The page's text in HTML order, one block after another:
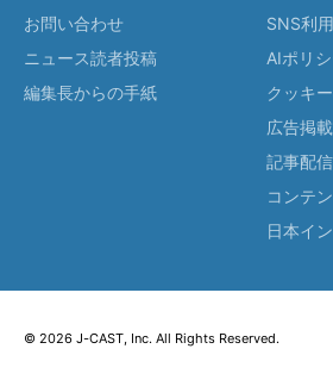
お問い合わせ
ニュース読者投稿
編集長からの手紙
SNS利
AIポリ
クッキ
広告掲載
記事配信
コンテ
日本イ
© 2026 J-CAST, Inc. All Rights Reserved.